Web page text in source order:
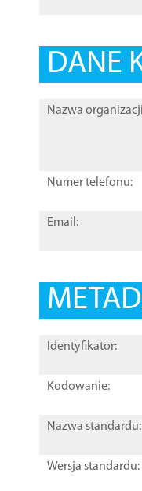
DANE
Nazwa
Numer telefonu:
Email:
Identyfikator:
Kodowanie:
Nazwa standardu:
Wersja standardu: